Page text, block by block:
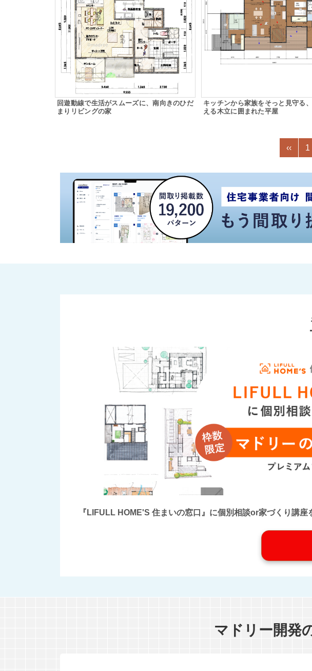
回遊動線で生活がスムーズに、南向きのひだ
まりリビングの家
キッチンから家族をそっと見守る
える木立に囲まれた平屋
‹‹ 1
『LIFULL HOME'S 住まいの窓口』に個別相談or家づくり講
マドリー開発